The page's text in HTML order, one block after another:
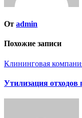
От admin
Похожие записи
Клининговая
Утилизация отходов